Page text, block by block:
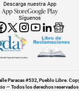
Síguenos
Descarga nuestra App
App StoreGoogle Play
del Grupo de Diarios América
Paracas #532, Pueblo Libre.
— Todos los derechos reservados